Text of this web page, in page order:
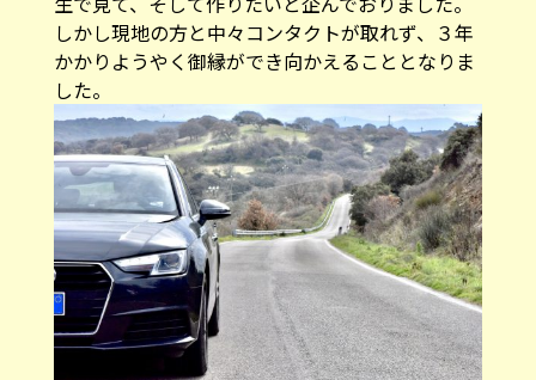
しかし現地の方と中々コンタクトが取れず、３年
かかりようやく御縁ができ向かえることとなりま
した。